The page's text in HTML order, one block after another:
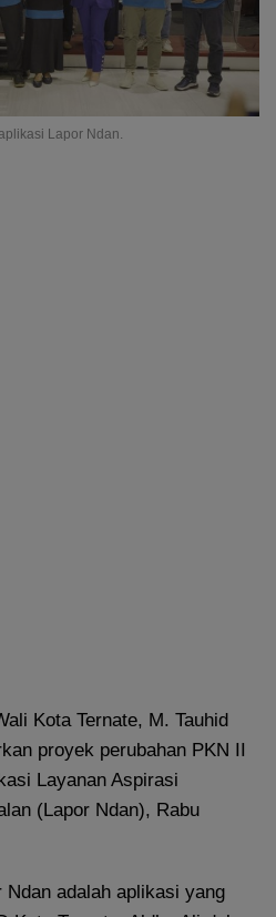
Lapor Ndan.
Kota Ternate, M. Tauhid
proyek perubahan PKN II
Layanan Aspirasi
(Lapor Ndan), Rabu
adalah aplikasi yang